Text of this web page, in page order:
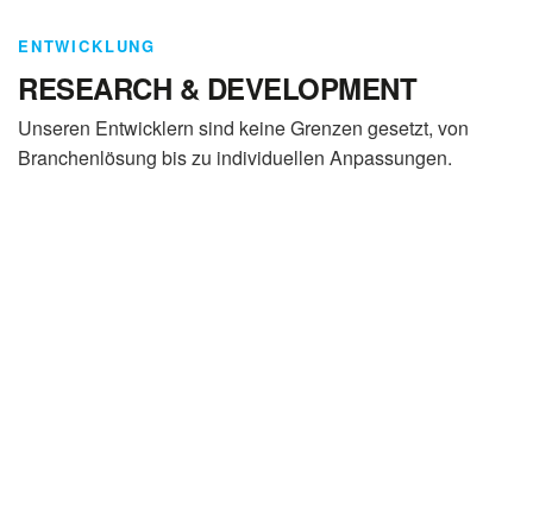
ENTWICKLUNG
RESEARCH & DEVELOPMENT
Unseren Entwicklern sind keine Grenzen gesetzt, von
Branchenlösung bis zu individuellen Anpassungen.